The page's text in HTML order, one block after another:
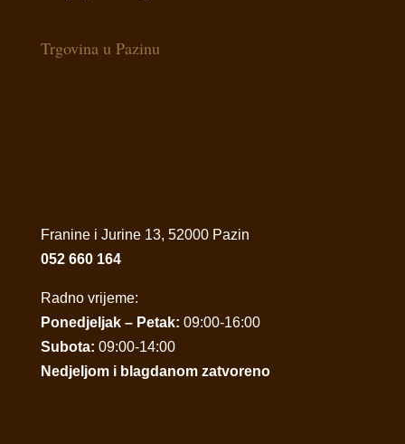
Trgovina u Pazinu
Franine i Jurine 13, 52000 Pazin
052 660 164
Radno vrijeme:
Ponedjeljak – Petak: 09:00-16:00
Subota: 09:00-14:00
Nedjeljom i blagdanom zatvoreno